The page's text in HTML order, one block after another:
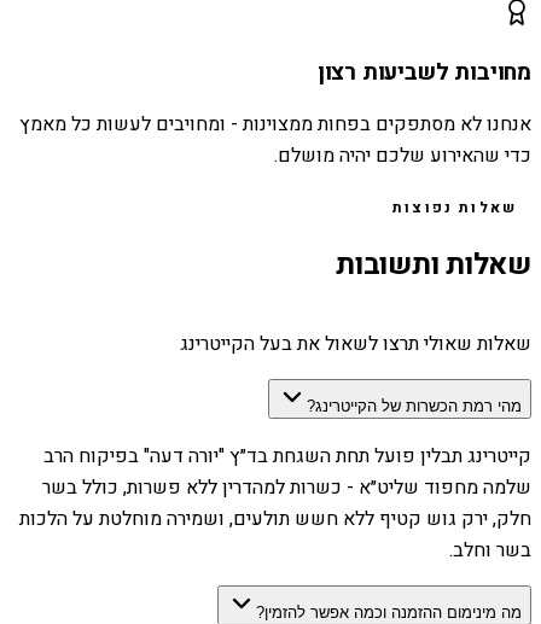
מחויבות לשביעות רצון
אנחנו לא מסתפקים בפחות ממצוינות - ומחויבים לעשות כל מאמץ
כדי שהאירוע שלכם יהיה מושלם.
שאלות נפוצות
שאלות ותשובות
שאלות שאולי תרצו לשאול את בעל הקייטרינג
מהי רמת הכשרות של הקייטרינג?
קייטרינג תבלין פועל תחת השגחת בד״ץ "יורה דעה" בפיקוח הרב
שלמה מחפוד שליט״א - כשרות למהדרין ללא פשרות, כולל בשר
חלק, ירק גוש קטיף ללא חשש תולעים, ושמירה מוחלטת על הלכות
בשר וחלב.
מה מינימום ההזמנה וכמה אפשר להזמין?